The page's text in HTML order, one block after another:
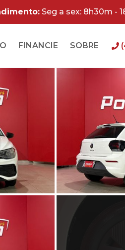
Seg a sex: 8h30m -
FINANCIE SOBRE